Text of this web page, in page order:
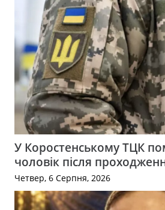
У Коростенському ТЦК
чоловік після
Четвер, 6 Серпня, 2026